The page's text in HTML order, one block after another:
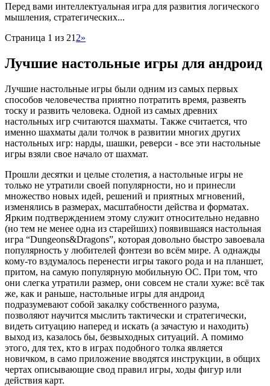
Перед вами интеллектуальная игра для развития логического
мышления, стратегических...
Страница 1 из 21 2»
Лучшие настольные игры для андроид
Лучшие настольные игры были одним из самых первых
способов человечества приятно потратить время, развеять
тоску и развить человека. Одной из самых древних
настольных игр считаются шахматы. Также считается, что
именно шахматы дали толчок в развитии многих других
настольных игр: нарды, шашки, реверси - все эти настольные
игры взяли свое начало от шахмат.
Прошли десятки и целые столетия, а настольные игры не
только не утратили своей популярности, но и принесли
множество новых идей, решений и приятных мгновений,
изменялись в размерах, масштабности действа и форматах.
Ярким подтверждением этому служит относительно недавно
(но тем не менее одна из старейших) появившаяся настольная
игра “Dungeons&Dragons”, которая довольно быстро завоевала
популярность у любителей фэнтези во всём мире. А однажды
кому-то вздумалось перенести игры такого рода и на планшет,
притом, на самую популярную мобильную ОС. При том, что
они слегка утратили размер, они совсем не стали хуже: всё так
же, как и раньше, настольные игры для андроид
подразумевают собой закалку собственного разума,
позволяют научится мыслить тактически и стратегически,
видеть ситуацию наперед и искать (а зачастую и находить)
выход из, казалось бы, безвыходных ситуаций. А помимо
этого, для тех, кто в играх подобного толка является
новичком, в само приложение вводятся инструкции, в общих
чертах описывающие свод правил игры, ходы фигур или
действия карт.